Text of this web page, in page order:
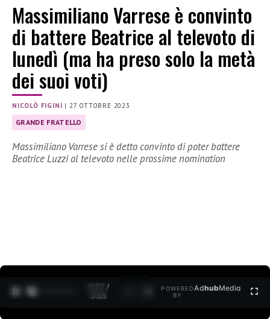
Massimiliano Varrese è convinto
di battere Beatrice al televoto di
lunedì (ma ha preso solo la metà
dei suoi voti)
NICOLÒ FIGINI | 27 OTTOBRE 2023
GRANDE FRATELLO
Massimiliano Varrese si è detto convinto di poter battere
Beatrice Luzzi al televoto nelle prossime nomination
0:28 /
3:35
POWERED
BY
AdhubMedia